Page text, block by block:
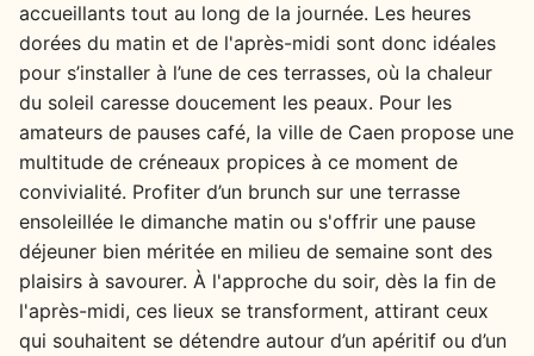
accueillants tout au long de la journée. Les heures
dorées du matin et de l'après-midi sont donc idéales
pour s’installer à l’une de ces terrasses, où la chaleur
du soleil caresse doucement les peaux. Pour les
amateurs de pauses café, la ville de Caen propose une
multitude de créneaux propices à ce moment de
convivialité. Profiter d’un brunch sur une terrasse
ensoleillée le dimanche matin ou s'offrir une pause
déjeuner bien méritée en milieu de semaine sont des
plaisirs à savourer. À l'approche du soir, dès la fin de
l'après-midi, ces lieux se transforment, attirant ceux
qui souhaitent se détendre autour d’un apéritif ou d’un